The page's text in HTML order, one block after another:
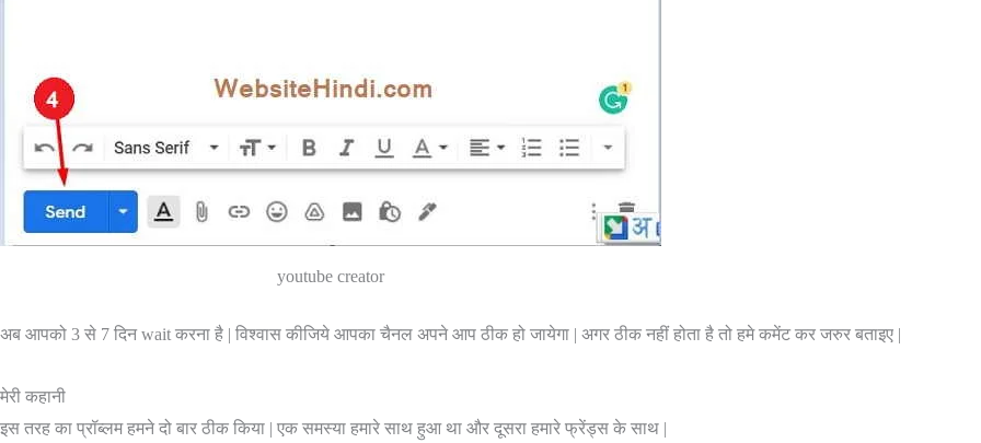
youtube creator
अब आपको 3 से 7 दिन wait करना है | विश्वास कीजिये आपका चैनल अपने आप ठीक हो जायेगा | अगर ठीक नहीं होता है तो हमे कमेंट कर जरुर बताइए |
मेरी कहानी
इस तरह का प्रॉब्लम हमने दो बार ठीक किया | एक समस्या हमारे साथ हुआ था और दूसरा हमारे फ्रेंड्स के साथ |